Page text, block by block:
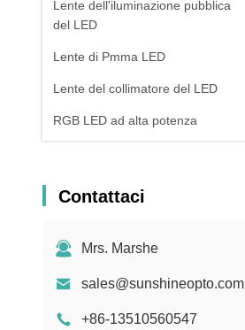
Lente dell'iluminazione pubblica
del LED
Lente di Pmma LED
Lente del collimatore del LED
RGB LED ad alta potenza
Contattaci
Mrs. Marshe
sales@sunshineopto.com
+86-13510560547